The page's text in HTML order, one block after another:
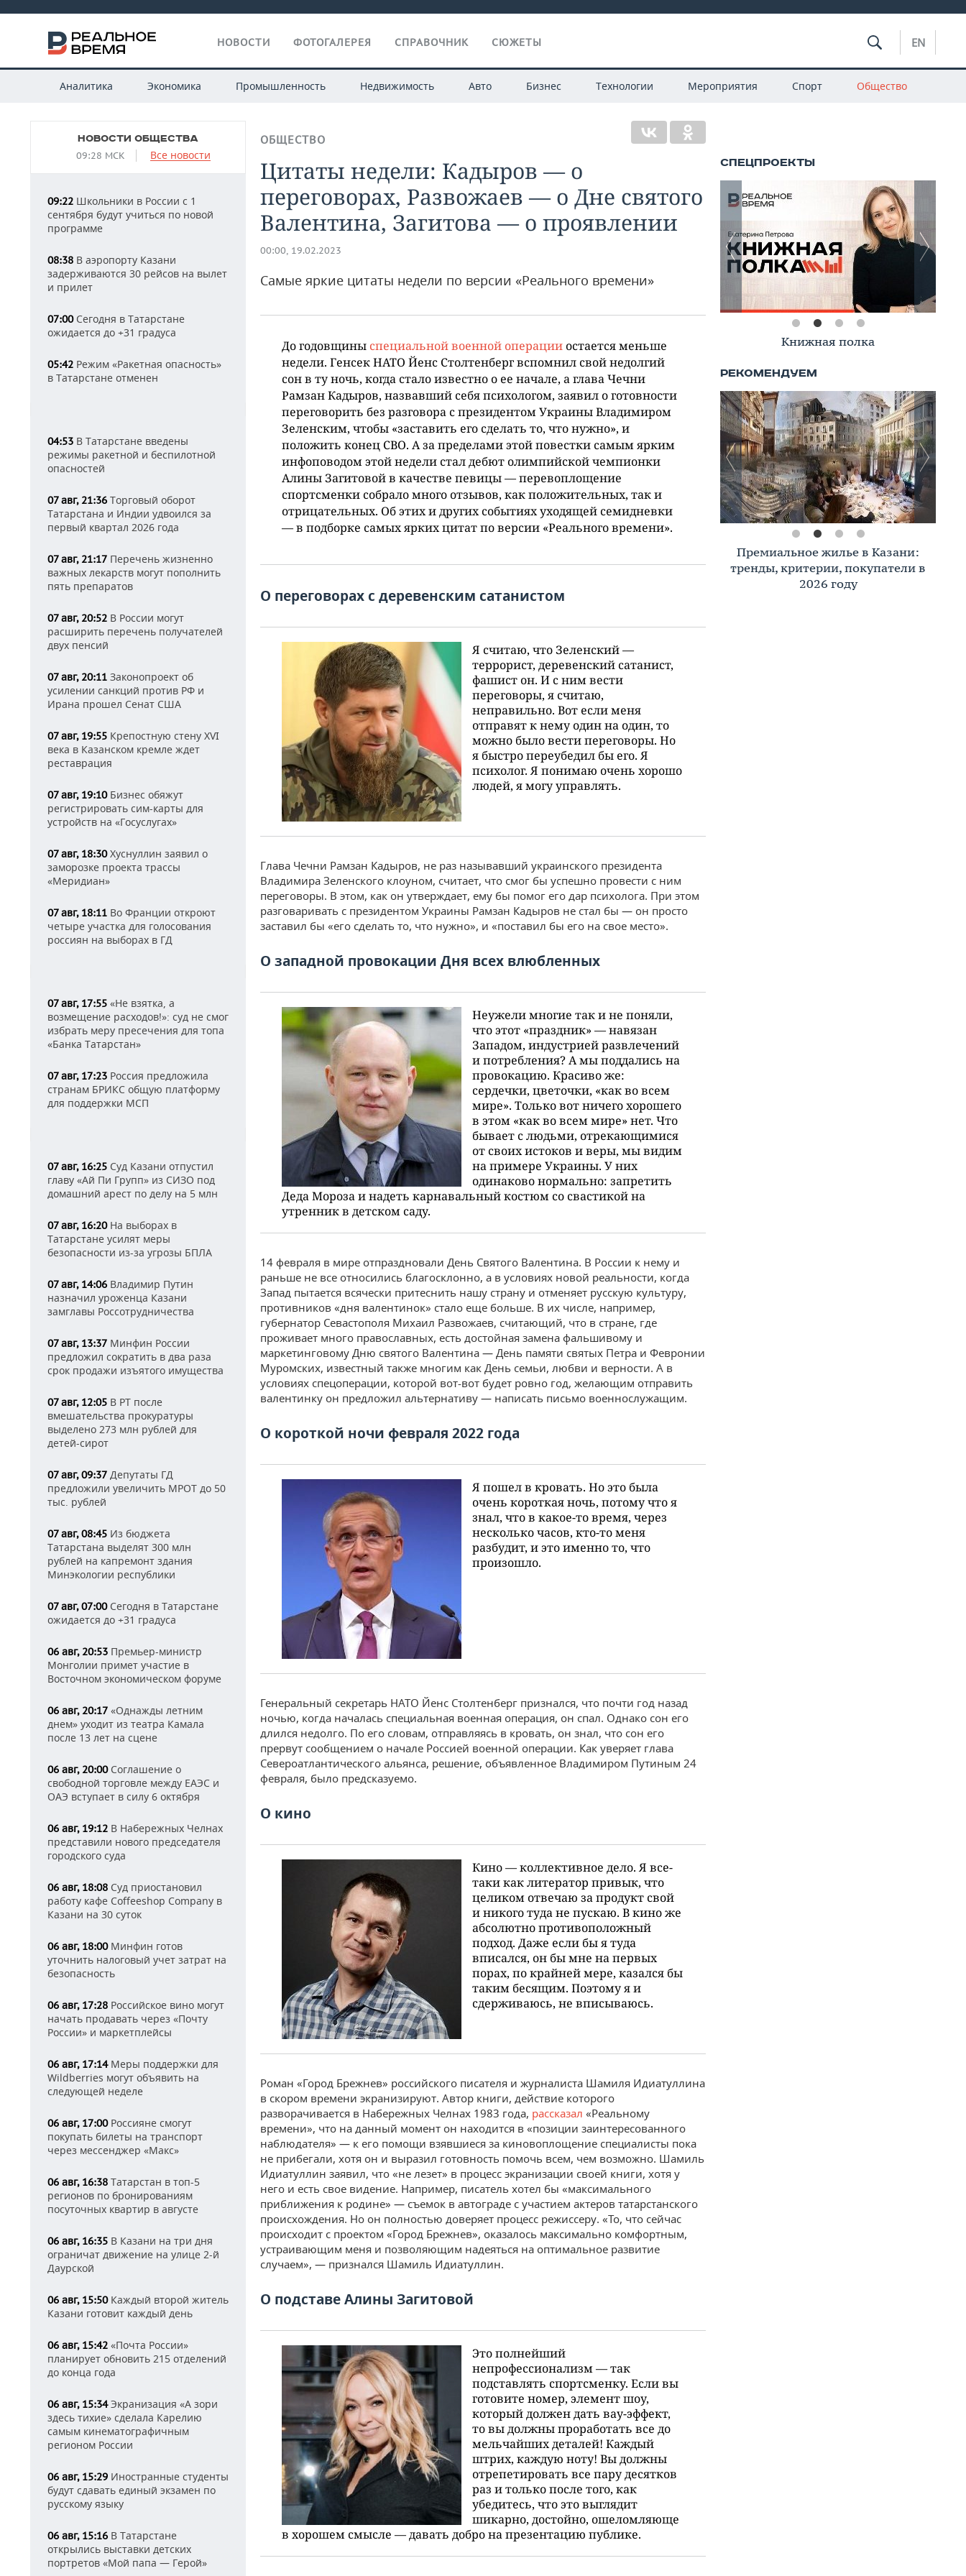
НОВОСТИ ФОТОГАЛЕРЕЯ СПРАВОЧНИК СЮЖЕТЫ EN
Аналитика Экономика Промышленность Недвижимость Авто Бизнес Технологии Мероприятия Спорт Общество
НОВОСТИ ОБЩЕСТВА
09:28 МСК Все новости
09:22 Школьники в России с 1
сентября будут учиться по новой
программе
08:38 В аэропорту Казани
задерживаются 30 рейсов на вылет
и прилет
07:00Сегодня в Татарстане
ожидается до +31 градуса
05:42 Режим «Ракетная опасность»
в Татарстане отменен
04:53 В Татарстане введены
режимы ракетной и беспилотной
опасностей
07 авг, 21:36 Торговый оборот
Татарстана и Индии удвоился за
первый квартал 2026 года
07 авг, 21:17 Перечень жизненно
важных лекарств могут пополнить
пять препаратов
07 авг, 20:52 В России могут
расширить перечень получателей
двух пенсий
07 авг, 20:11 Законопроект об
усилении санкций против РФ и
Ирана прошел Сенат США
07 авг, 19:55 Крепостную стену XVI
века в Казанском кремле ждет
реставрация
07 авг, 19:10Бизнес обяжут
регистрировать сим-карты для
устройств на «Госуслугах»
07 авг, 18:30Хуснуллин заявил о
заморозке проекта трассы
«Меридиан»
07 авг, 18:11 Во Франции откроют
четыре участка для голосования
россиян на выборах в ГД
07 авг, 17:55 «Не взятка, а
возмещение расходов!»: суд не смог
избрать меру пресечения для топа
«Банка Татарстан»
07 авг, 17:23 Россия предложила
странам БРИКС общую платформу
для поддержки МСП
07 авг, 16:25 Суд Казани отпустил
главу «Ай Пи Групп» из СИЗО под
домашний арест по делу на 5 млн
07 авг, 16:20На выборах в
Татарстане усилят меры
безопасности из-за угрозы БПЛА
07 авг, 14:06 Владимир Путин
назначил уроженца Казани
замглавы Россотрудничества
07 авг, 13:37 Минфин России
предложил сократить в два раза
срок продажи изъятого имущества
07 авг, 12:05 В РТ после
вмешательства прокуратуры
выделено 273 млн рублей для
детей-сирот
07 авг, 09:37 Депутаты ГД
предложили увеличить МРОТ до 50
тыс. рублей
07 авг, 08:45 Из бюджета
Татарстана выделят 300 млн
рублей на капремонт здания
Минэкологии республики
07 авг, 07:00Сегодня в Татарстане
ожидается до +31 градуса
06 авг, 20:53 Премьер-министр
Монголии примет участие в
Восточном экономическом форуме
06 авг, 20:17 «Однажды летним
днем» уходит из театра Камала
после 13 лет на сцене
06 авг, 20:00Соглашение о
свободной торговле между ЕАЭС и
ОАЭ вступает в силу 6 октября
06 авг, 19:12 В Набережных Челнах
представили нового председателя
городского суда
06 авг, 18:08 Суд приостановил
работу кафе Coffeeshop Company в
Казани на 30 суток
06 авг, 18:00Минфин готов
уточнить налоговый учет затрат на
безопасность
06 авг, 17:28 Российское вино могут
начать продавать через «Почту
России» и маркетплейсы
06 авг, 17:14Меры поддержки для
Wildberries могут объявить на
следующей неделе
06 авг, 17:00Россияне смогут
покупать билеты на транспорт
через мессенджер «Макс»
06 авг, 16:38 Татарстан в топ-5
регионов по бронированиям
посуточных квартир в августе
06 авг, 16:35 В Казани на три дня
ограничат движение на улице 2-й
Даурской
06 авг, 15:50Каждый второй житель
Казани готовит каждый день
06 авг, 15:42 «Почта России»
планирует обновить 215 отделений
до конца года
06 авг, 15:34Экранизация «А зори
здесь тихие» сделала Карелию
самым кинематографичным
регионом России
06 авг, 15:29 Иностранные студенты
будут сдавать единый экзамен по
русскому языку
06 авг, 15:16 В Татарстане
открылись выставки детских
портретов «Мой папа — Герой»
ОБЩЕСТВО
Цитаты недели: Кадыров — о
переговорах, Развожаев — о Дне святого
Валентина, Загитова — о проявлении
00:00, 19.02.2023
Самые яркие цитаты недели по версии «Реального времени»
До годовщины специальной военной операцииостается меньше
недели. Генсек НАТО Йенс Столтенберг вспомнил свой недолгий
сон в ту ночь, когда стало известно о ее начале, а глава Чечни
Рамзан Кадыров, назвавший себя психологом, заявил о готовности
переговорить без разговора с президентом Украины Владимиром
Зеленским, чтобы «заставить его сделать то, что нужно», и
положить конец СВО. А за пределами этой повестки самым ярким
инфоповодом этой недели стал дебют олимпийской чемпионки
Алины Загитовой в качестве певицы — перевоплощение
спортсменки собрало много отзывов, как положительных, так и
отрицательных. Об этих и других событиях уходящей семидневки
— в подборке самых ярких цитат по версии «Реального времени».
О переговорах с деревенским сатанистом
Я считаю, что Зеленский —
террорист, деревенский сатанист,
фашист он. И с ним вести
переговоры, я считаю,
неправильно. Вот если меня
отправят к нему один на один, то
можно было вести переговоры. Но
я быстро переубедил бы его. Я
психолог. Я понимаю очень хорошо
людей, я могу управлять.
Глава Чечни Рамзан Кадыров, не раз называвший украинского президента
Владимира Зеленского клоуном, считает, что смог бы успешно провести с ним
переговоры. В этом, как он утверждает, ему бы помог его дар психолога. При этом
разговаривать с президентом Украины Рамзан Кадыров не стал бы — он просто
заставил бы «его сделать то, что нужно», и «поставил бы его на свое место».
О западной провокации Дня всех влюбленных
Неужели многие так и не поняли,
что этот «праздник» — навязан
Западом, индустрией развлечений
и потребления? А мы поддались на
провокацию. Красиво же:
сердечки, цветочки, «как во всем
мире». Только вот ничего хорошего
в этом «как во всем мире» нет. Что
бывает с людьми, отрекающимися
от своих истоков и веры, мы видим
на примере Украины. У них
одинаково нормально: запретить
Деда Мороза и надеть карнавальный костюм со свастикой на
утренник в детском саду.
14 февраля в мире отпраздновали День Святого Валентина. В России к нему и
раньше не все относились благосклонно, а в условиях новой реальности, когда
Запад пытается всячески притеснить нашу страну и отменяет русскую культуру,
противников «дня валентинок» стало еще больше. В их числе, например,
губернатор Севастополя Михаил Развожаев, считающий, что в стране, где
проживает много православных, есть достойная замена фальшивому и
маркетинговому Дню святого Валентина — День памяти святых Петра и Февронии
Муромских, известный также многим как День семьи, любви и верности. А в
условиях спецоперации, которой вот-вот будет ровно год, желающим отправить
валентинку он предложил альтернативу — написать письмо военнослужащим.
О короткой ночи февраля 2022 года
Я пошел в кровать. Но это была
очень короткая ночь, потому что я
знал, что в какое-то время, через
несколько часов, кто-то меня
разбудит, и это именно то, что
произошло.
Генеральный секретарь НАТО Йенс Столтенберг признался, что почти год назад
ночью, когда началась специальная военная операция, он спал. Однако сон его
длился недолго. По его словам, отправляясь в кровать, он знал, что сон его
прервут сообщением о начале Россией военной операции. Как уверяет глава
Североатлантического альянса, решение, объявленное Владимиром Путиным 24
февраля, было предсказуемо.
О кино
Кино — коллективное дело. Я все-
таки как литератор привык, что
целиком отвечаю за продукт свой
и никого туда не пускаю. В кино же
абсолютно противоположный
подход. Даже если бы я туда
вписался, он бы мне на первых
порах, по крайней мере, казался бы
таким бесящим. Поэтому я и
сдерживаюсь, не вписываюсь.
Роман «Город Брежнев» российского писателя и журналиста Шамиля Идиатуллина
в скором времени экранизируют. Автор книги, действие которого
разворачивается в Набережных Челнах 1983 года, рассказал «Реальному
времени», что на данный момент он находится в «позиции заинтересованного
наблюдателя» — к его помощи взявшиеся за киновоплощение специалисты пока
не прибегали, хотя он и выразил готовность помочь всем, чем возможно. Шамиль
Идиатуллин заявил, что «не лезет» в процесс экранизации своей книги, хотя у
него и есть свое видение. Например, писатель хотел бы «максимального
приближения к родине» — съемок в автограде с участием актеров татарстанского
происхождения. Но он полностью доверяет процесс режиссеру. «То, что сейчас
происходит с проектом «Город Брежнев», оказалось максимально комфортным,
устраивающим меня и позволяющим надеяться на оптимальное развитие
случаем», — признался Шамиль Идиатуллин.
О подставе Алины Загитовой
Это полнейший
непрофессионализм — так
подставлять спортсменку. Если вы
готовите номер, элемент шоу,
который должен дать вау-эффект,
то вы должны проработать все до
мельчайших деталей! Каждый
штрих, каждую ноту! Вы должны
отрепетировать все пару десятков
раз и только после того, как
убедитесь, что это выглядит
шикарно, достойно, ошеломляюще
в хорошем смысле — давать добро на презентацию публике.
Книжная полка
Премиальное жилье в Казани:
тренды, критерии, покупатели в
2026 году